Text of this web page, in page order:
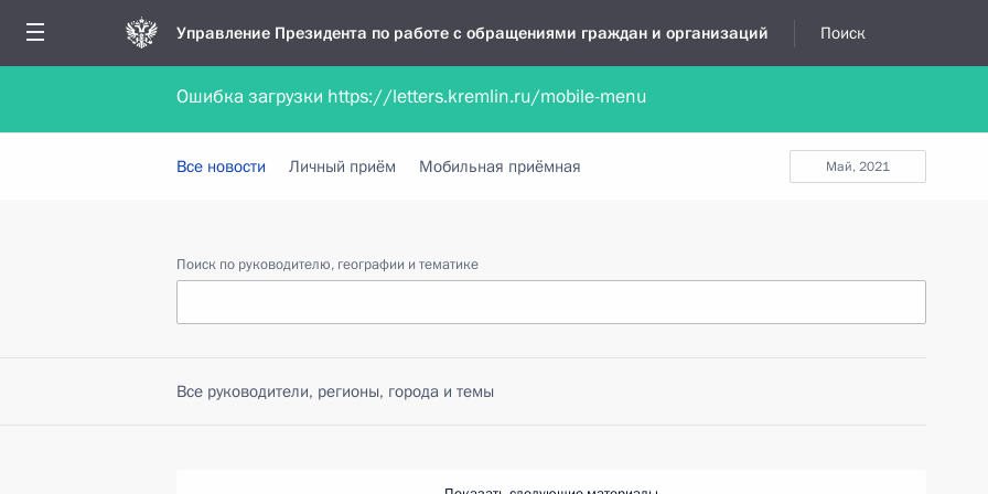
Управление Президента по работе с обращениями граждан и организаций Поиск
Обратиться в форме электронного документа Обратиться в устной форме
май, 2021
Все новости Личный приём Мобильная приёмная
Поиск по руководителю, географии и тематике
Все руководители, регионы, города и темы
Ошибка загрузки https://letters.kremlin.ru/mobile-menu